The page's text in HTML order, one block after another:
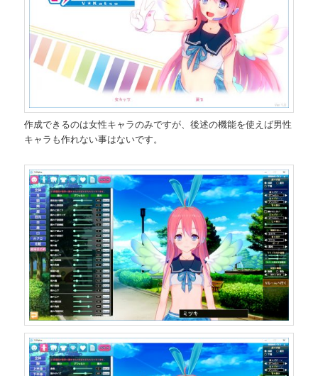
作成できるのは女性キャラのみですが、後述の機能を使えば男性
キャラも作れない事はないです。